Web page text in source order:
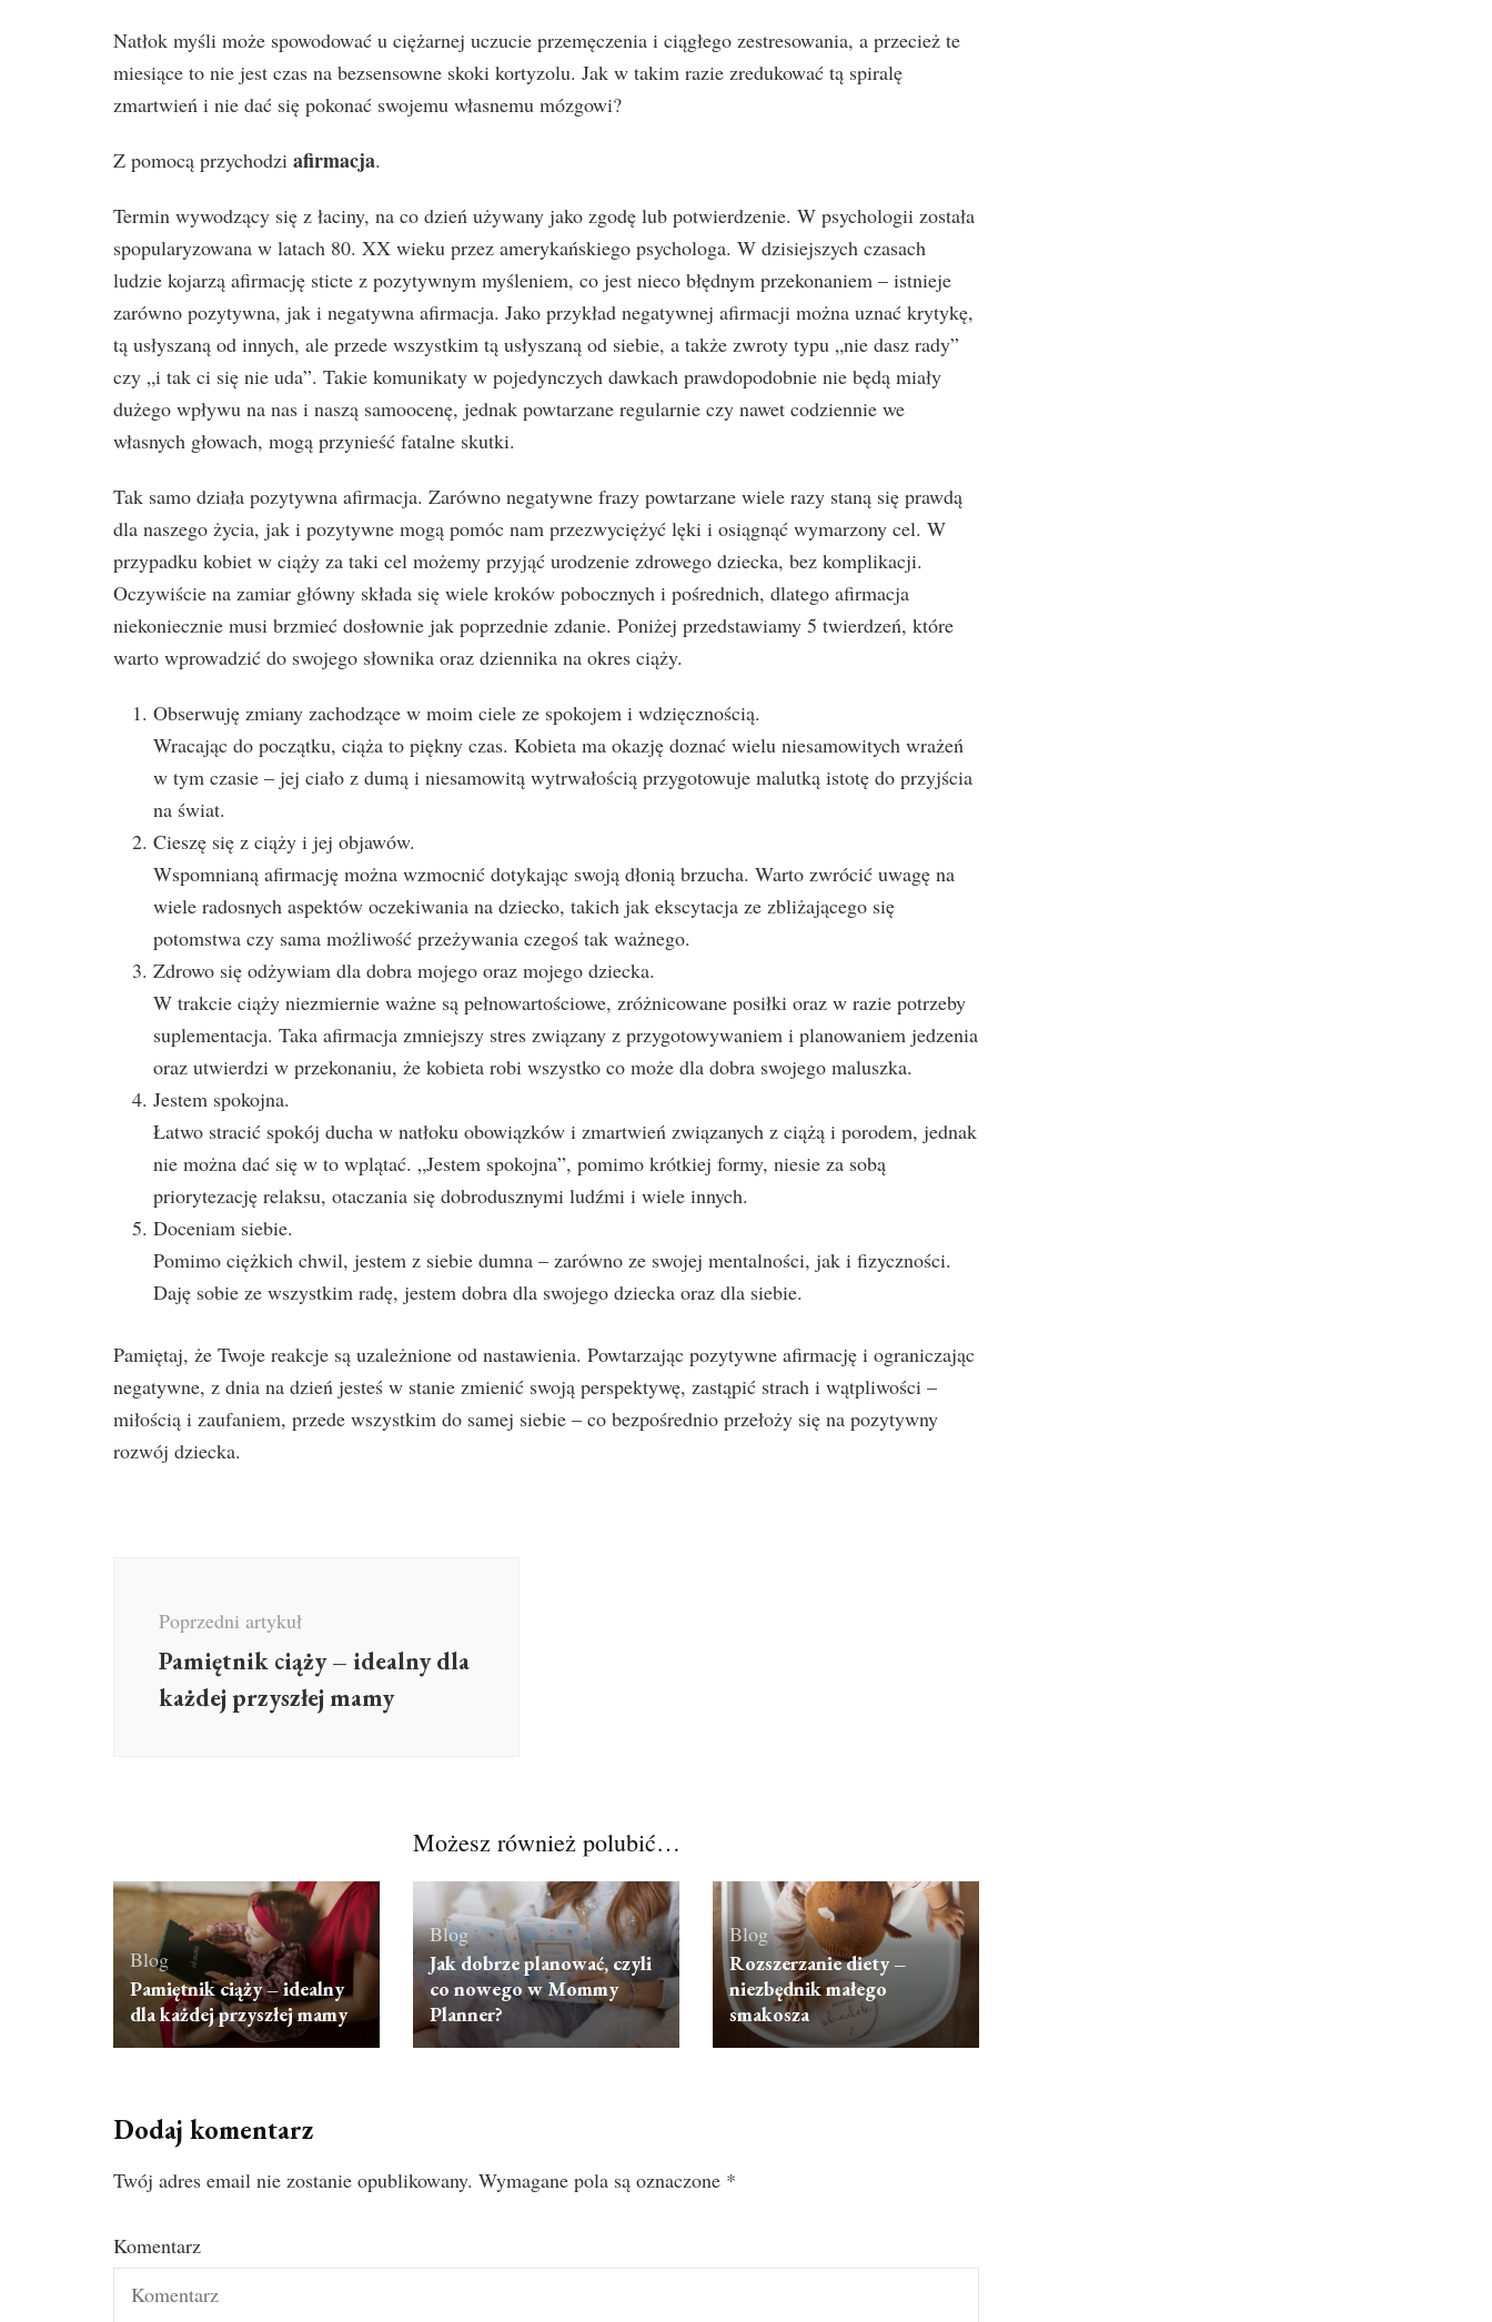
Natłok myśli może spowodować u ciężarnej uczucie przemęczenia i ciągłego zestresowania, a przecież te
miesiące to nie jest czas na bezsensowne skoki kortyzolu. Jak w takim razie zredukować tą spiralę
zmartwień i nie dać się pokonać swojemu własnemu mózgowi?
Z pomocą przychodzi afirmacja.
Termin wywodzący się z łaciny, na co dzień używany jako zgodę lub potwierdzenie. W psychologii została
spopularyzowana w latach 80. XX wieku przez amerykańskiego psychologa. W dzisiejszych czasach
ludzie kojarzą afirmację sticte z pozytywnym myśleniem, co jest nieco błędnym przekonaniem – istnieje
zarówno pozytywna, jak i negatywna afirmacja. Jako przykład negatywnej afirmacji można uznać krytykę,
tą usłyszaną od innych, ale przede wszystkim tą usłyszaną od siebie, a także zwroty typu „nie dasz rady”
czy „i tak ci się nie uda”. Takie komunikaty w pojedynczych dawkach prawdopodobnie nie będą miały
dużego wpływu na nas i naszą samoocenę, jednak powtarzane regularnie czy nawet codziennie we
własnych głowach, mogą przynieść fatalne skutki.
Tak samo działa pozytywna afirmacja. Zarówno negatywne frazy powtarzane wiele razy staną się prawdą
dla naszego życia, jak i pozytywne mogą pomóc nam przezwyciężyć lęki i osiągnąć wymarzony cel. W
przypadku kobiet w ciąży za taki cel możemy przyjąć urodzenie zdrowego dziecka, bez komplikacji.
Oczywiście na zamiar główny składa się wiele kroków pobocznych i pośrednich, dlatego afirmacja
niekoniecznie musi brzmieć dosłownie jak poprzednie zdanie. Poniżej przedstawiamy 5 twierdzeń, które
warto wprowadzić do swojego słownika oraz dziennika na okres ciąży.
Obserwuję zmiany zachodzące w moim ciele ze spokojem i wdzięcznością.
Wracając do początku, ciąża to piękny czas. Kobieta ma okazję doznać wielu niesamowitych wrażeń
w tym czasie – jej ciało z dumą i niesamowitą wytrwałością przygotowuje malutką istotę do przyjścia
na świat.
Cieszę się z ciąży i jej objawów.
Wspomnianą afirmację można wzmocnić dotykając swoją dłonią brzucha. Warto zwrócić uwagę na
wiele radosnych aspektów oczekiwania na dziecko, takich jak ekscytacja ze zbliżającego się
potomstwa czy sama możliwość przeżywania czegoś tak ważnego.
Zdrowo się odżywiam dla dobra mojego oraz mojego dziecka.
W trakcie ciąży niezmiernie ważne są pełnowartościowe, zróżnicowane posiłki oraz w razie potrzeby
suplementacja. Taka afirmacja zmniejszy stres związany z przygotowywaniem i planowaniem jedzenia
oraz utwierdzi w przekonaniu, że kobieta robi wszystko co może dla dobra swojego maluszka.
Jestem spokojna.
Łatwo stracić spokój ducha w natłoku obowiązków i zmartwień związanych z ciążą i porodem, jednak
nie można dać się w to wplątać. „Jestem spokojna”, pomimo krótkiej formy, niesie za sobą
priorytezację relaksu, otaczania się dobrodusznymi ludźmi i wiele innych.
Doceniam siebie.
Pomimo ciężkich chwil, jestem z siebie dumna – zarówno ze swojej mentalności, jak i fizyczności.
Daję sobie ze wszystkim radę, jestem dobra dla swojego dziecka oraz dla siebie.
Pamiętaj, że Twoje reakcje są uzależnione od nastawienia. Powtarzając pozytywne afirmację i ograniczając
negatywne, z dnia na dzień jesteś w stanie zmienić swoją perspektywę, zastąpić strach i wątpliwości –
miłością i zaufaniem, przede wszystkim do samej siebie – co bezpośrednio przełoży się na pozytywny
rozwój dziecka.
wpisuPoprzedni artykuł
Pamiętnik ciąży – idealny dla
każdej przyszłej mamy
Możesz również polubić…
Blog
Pamiętnik ciąży – idealny
dla każdej przyszłej mamy
Blog
Jak dobrze planować, czyli
co nowego w Mommy
Planner?
Blog
Rozszerzanie diety –
niezbędnik małego
smakosza
Dodaj komentarz
Twój adres email nie zostanie opublikowany. Wymagane pola są oznaczone *
Komentarz